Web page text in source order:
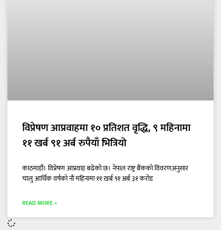
विप्रेषण आप्रवाहमा १० प्रतिशत वृद्धि, ९ महिनामा
११ खर्ब ९१ अर्ब रुपैयाँ भित्रियो
काठमाडौं। विप्रेषण आप्रवाह बढेको छ। नेपाल राष्ट्र बैंकको विवरणअनुसार
चालु आर्थिक वर्षको नौ महिनामा ११ खर्ब ९१ अर्ब ३१ करोड
READ MORE »